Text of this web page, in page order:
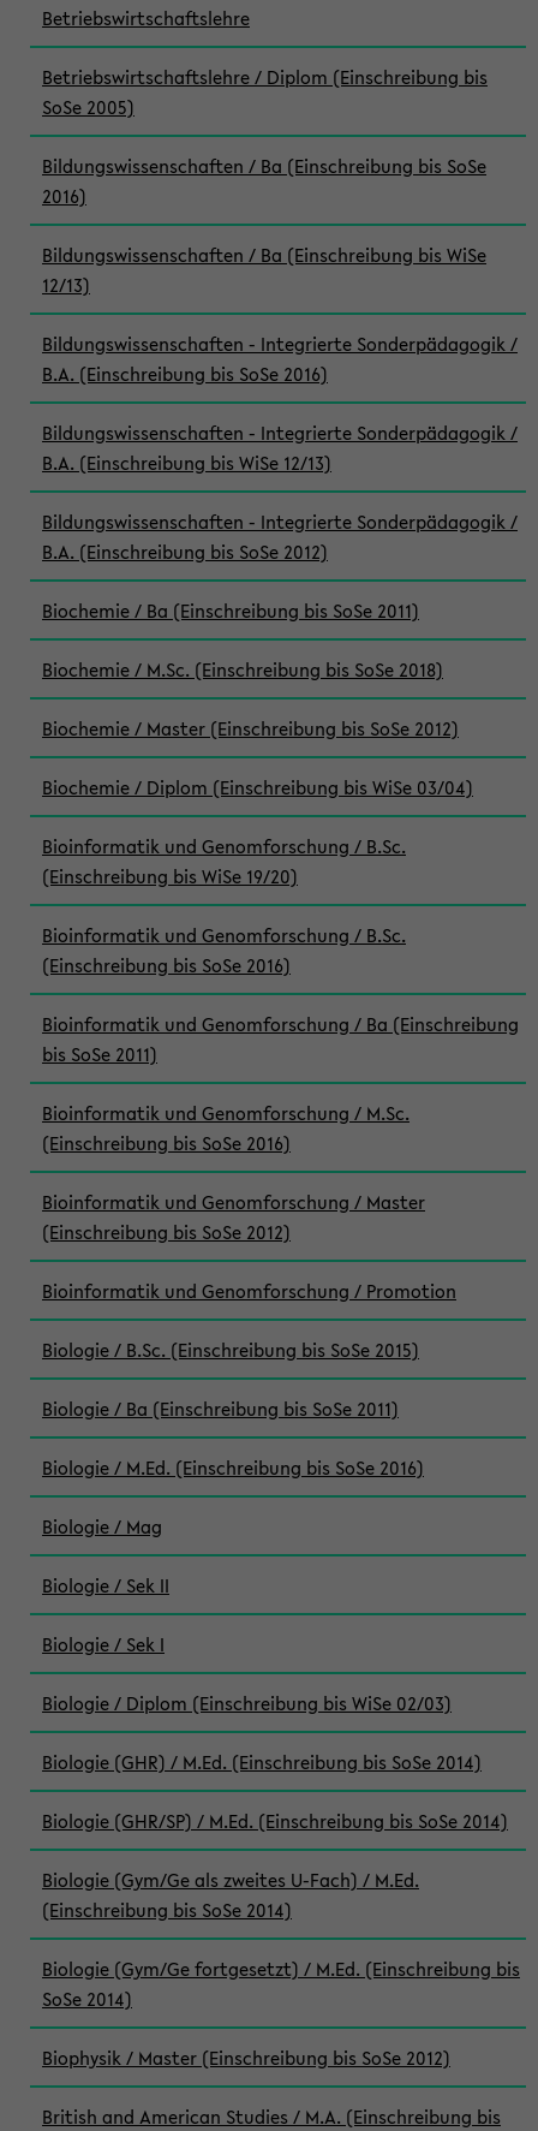
Betriebswirtschaftslehre
Betriebswirtschaftslehre / Diplom (Einschreibung bis
SoSe 2005)
Bildungswissenschaften / Ba (Einschreibung bis SoSe
2016)
Bildungswissenschaften / Ba (Einschreibung bis WiSe
12/13)
Bildungswissenschaften - Integrierte Sonderpädagogik /
B.A. (Einschreibung bis SoSe 2016)
Bildungswissenschaften - Integrierte Sonderpädagogik /
B.A. (Einschreibung bis WiSe 12/13)
Bildungswissenschaften - Integrierte Sonderpädagogik /
B.A. (Einschreibung bis SoSe 2012)
Biochemie / Ba (Einschreibung bis SoSe 2011)
Biochemie / M.Sc. (Einschreibung bis SoSe 2018)
Biochemie / Master (Einschreibung bis SoSe 2012)
Biochemie / Diplom (Einschreibung bis WiSe 03/04)
Bioinformatik und Genomforschung / B.Sc.
(Einschreibung bis WiSe 19/20)
Bioinformatik und Genomforschung / B.Sc.
(Einschreibung bis SoSe 2016)
Bioinformatik und Genomforschung / Ba (Einschreibung
bis SoSe 2011)
Bioinformatik und Genomforschung / M.Sc.
(Einschreibung bis SoSe 2016)
Bioinformatik und Genomforschung / Master
(Einschreibung bis SoSe 2012)
Bioinformatik und Genomforschung / Promotion
Biologie / B.Sc. (Einschreibung bis SoSe 2015)
Biologie / Ba (Einschreibung bis SoSe 2011)
Biologie / M.Ed. (Einschreibung bis SoSe 2016)
Biologie / Mag
Biologie / Sek II
Biologie / Sek I
Biologie / Diplom (Einschreibung bis WiSe 02/03)
Biologie (GHR) / M.Ed. (Einschreibung bis SoSe 2014)
Biologie (GHR/SP) / M.Ed. (Einschreibung bis SoSe 2014)
Biologie (Gym/Ge als zweites U-Fach) / M.Ed.
(Einschreibung bis SoSe 2014)
Biologie (Gym/Ge fortgesetzt) / M.Ed. (Einschreibung bis
SoSe 2014)
Biophysik / Master (Einschreibung bis SoSe 2012)
British and American Studies / M.A. (Einschreibung bis